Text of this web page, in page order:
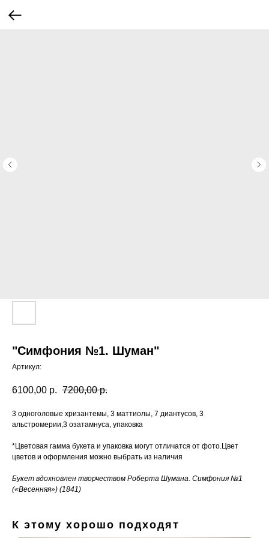
"Симфония №1. Шуман"
Артикул:
6100,00 р. 7200,00 р.
3 одноголовые хризантемы, 3 маттиолы, 7 диантусов, 3
альстромерии,3 озатамнуса, упаковка
*Цветовая гамма букета и упаковка могут отличатся от фото.Цвет
цветов и оформления можно выбрать из наличия
Букет вдохновлен творчеством Роберта Шумана. Симфония №1
(«Весенняя») (1841)
К этому хорошо подходят